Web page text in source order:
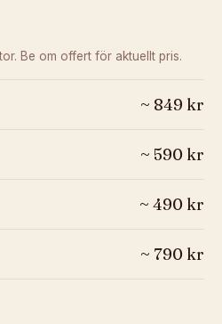
Be om offert för aktuellt pris.
~ 849 kr
~ 590 kr
~ 490 kr
~ 790 kr